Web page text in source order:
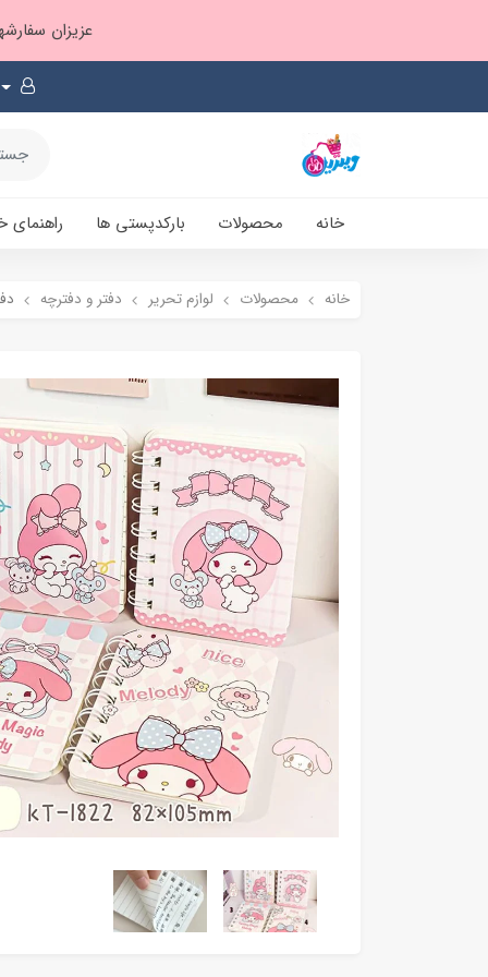
عزیزان سفارشها ۱ تا ۲ روز بعد از ثبت، از طریق پست پیشتاز ارسال و بارکدپستی پیامک
خانه محصولات بارکدپستی ها راهنمای
خانه محصولات لوازم تحریر دفتر و دفترچه